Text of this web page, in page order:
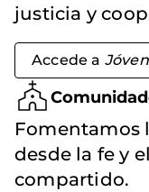
justicia y
Accede a
Fomentamos
desde la fe y
compartido.